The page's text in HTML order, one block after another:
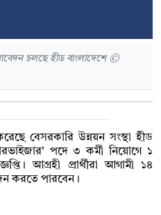
আবেদন চলছে হীড বাংলাদেশে ©
বেসরকারি উন্নয়ন সংস্থা হীড
পদে ৩ কর্মী নিয়োগে ১
আগ্রহী প্রার্থীরা আগামী ১৪
করতে পারবেন।